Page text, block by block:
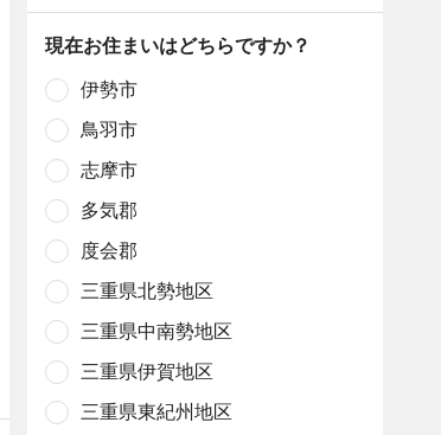
現在お住まいはどちらですか？
伊勢市
鳥羽市
志摩市
多気郡
度会郡
三重県北勢地区
三重県中南勢地区
三重県伊賀地区
三重県東紀州地区